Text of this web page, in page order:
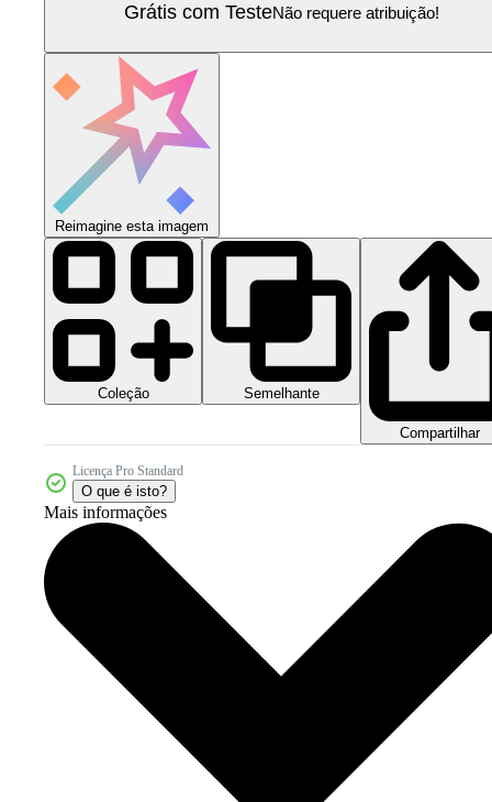
Grátis com TesteNão requere atribuição!
Reimagine esta imagem
Coleção Semelhante
Compartilhar
Licença Pro Standard
O que é isto?
Mais informações